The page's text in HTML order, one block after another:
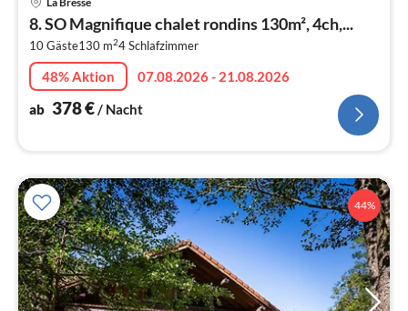
8. SO Magnifique chalet rondins 130m², 4ch,...
10 Gäste130 m24Schlafzimmer
48% Aktion
07.08.2026 - 21.08.2026
ab 378€/ Nacht
44%